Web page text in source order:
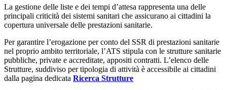
La gestione delle liste e dei tempi d’attesa rappresenta una delle
principali criticità dei sistemi sanitari che assicurano ai cittadini la
copertura universale delle prestazioni sanitarie.
Per garantire l’erogazione per conto del SSR di prestazioni sanitarie
nel proprio ambito territoriale, l’ATS stipula con le strutture sanitarie
pubbliche, private e accreditate, appositi contratti. L’elenco delle
Strutture, suddiviso per tipologia di attività è accessibile ai cittadini
dalla pagina dedicata Ricerca Strutture